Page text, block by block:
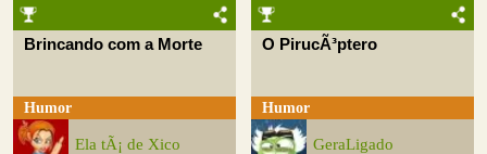
Brincando com a Morte
Humor
Ela tÃ¡ de Xico
O PirucÃ³ptero
Humor
GeraLigado